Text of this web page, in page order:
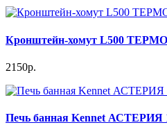
Кронштейн-хомут L500
2150р.
Печь банная Kennet АСТЕРИЯ